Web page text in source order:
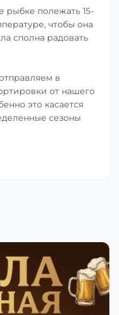
рыбке полежать 15-
чтобы она
сполна радовать
в
от нашего
это касается
сезоны